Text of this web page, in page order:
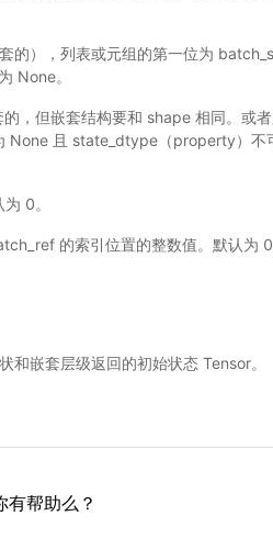
），列表或元组的第一位为
None。
，但嵌套结构要和 shape 相同。或
None 且 state_dtype（property）不
0。
的索引位置的整数值。默认为 0
嵌套层级返回的初始状态 Tensor。
有帮助么？